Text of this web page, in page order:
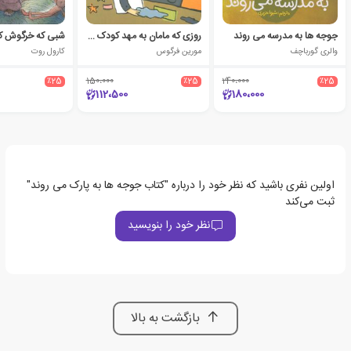
جوجه ها به مدرسه می روند
والری گورباچف
٪25 240،000
180،000
روزی که مامان به مهد کودک آمد
مورین فرگوس
٪25 150،000
112،500
کارول روت
٪25
اولین نفری باشید که نظر خود را درباره "کتاب جوجه ها به پارک می روند"
ثبت می‌کند
نظر خود را بنویسید
بازگشت به بالا